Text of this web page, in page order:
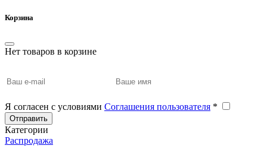
Корзина
Нет товаров в корзине
Я согласен с условиями Соглашения пользователя *
Отправить
Категории
Распродажа